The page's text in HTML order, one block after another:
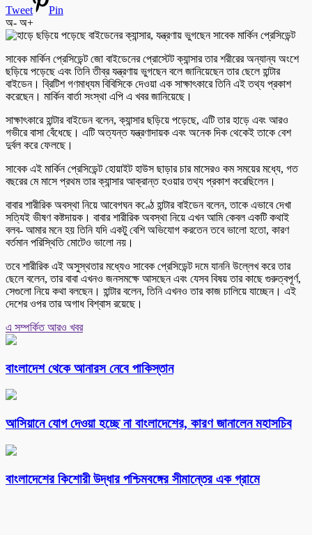
Tweet
Pin
অ- অ+
সাবেক মার্কিন প্রেসিডেন্ট জো বাইডেনের প্রোস্টেট ক্যান্সার তার শরীরের অন্যান্য অংশে
ছড়িয়ে পড়েছে এবং তিনি তীব্র যন্ত্রণায় ভুগছেন বলে জানিয়েছেন তার ছেলে হান্টার
বাইডেন। ব্রিটিশ গণমাধ্যম বিবিসিকে দেওয়া এক সাক্ষাৎকারে তিনি এই তথ্য প্রকাশ
করেছেন। মার্কিন বার্তা সংস্থা এপি এ খবর জানিয়েছে।
সাক্ষাৎকারে হান্টার বাইডেন বলেন, ক্যান্সার ছড়িয়ে পড়েছে, এটি তার হাড়ে এবং আরও
গভীরে বাসা বেঁধেছে। এটি অত্যন্ত যন্ত্রণাদায়ক এবং অনেক দিক থেকেই তাকে বেশ
দুর্বল করে ফেলছে।
সাবেক এই মার্কিন প্রেসিডেন্ট হোয়াইট হাউস ছাড়ার চার মাসেরও কম সময়ের মধ্যে, গত
বছরের মে মাসে প্রথম তার ক্যান্সার আক্রান্ত হওয়ার তথ্য প্রকাশ করেছিলেন।
বাবার শারীরিক অবস্থা নিয়ে আবেগঘন কণ্ঠে হান্টার বাইডেন বলেন, তাকে এভাবে দেখা
সত্যিই ভীষণ কষ্টদায়ক। বাবার শারীরিক অবস্থা নিয়ে এখন আমি কেবল একটি কথাই
বলব- আমার মনে হয় তিনি যদি একটু বেশি অভিযোগ করতেন তবে ভালো হতো, কারণ
বর্তমান পরিস্থিতি মোটেও ভালো নয়।
তবে শারীরিক এই অসুস্থতার মধ্যেও সাবেক প্রেসিডেন্ট দমে যাননি উল্লেখ করে তার
ছেলে বলেন, তার বাবা এখনও জনসমক্ষে আসছেন এবং যেসব বিষয় তার কাছে গুরুত্বপূর্ণ,
সেগুলো নিয়ে কথা বলছেন। হান্টার বলেন, তিনি এখনও তার কাজ চালিয়ে যাচ্ছেন। এই
দেশের ওপর তার অগাধ বিশ্বাস রয়েছে।
এ সম্পর্কিত আরও খবর
বাংলাদেশ থেকে আনারস নেবে পাকিস্তান
আসিয়ানে যোগ দেওয়া হচ্ছে না বাংলাদেশের, কারণ জানালেন মহাসচিব
বাংলাদেশের কিশোরী উদ্ধার পশ্চিমবঙ্গের সীমান্তের এক গ্রামে